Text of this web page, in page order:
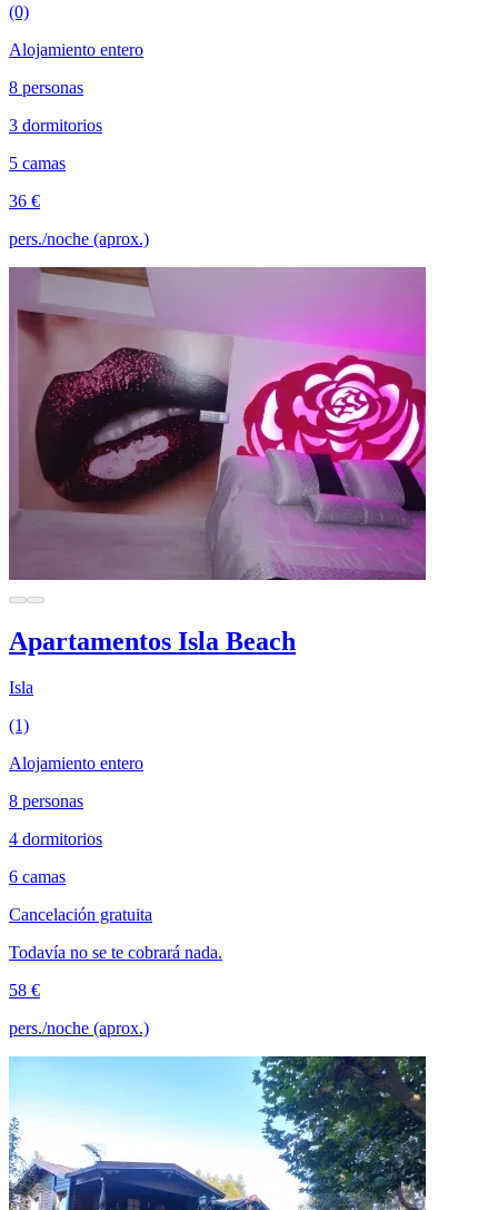
(0)
Alojamiento entero
8 personas
3 dormitorios
5 camas
36 €
pers./noche (aprox.)
Apartamentos Isla Beach
Isla
(1)
Alojamiento entero
8 personas
4 dormitorios
6 camas
Cancelación gratuita
Todavía no se te cobrará nada.
58 €
pers./noche (aprox.)